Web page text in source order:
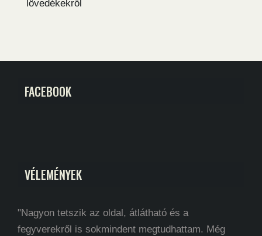
lövedékekről
FACEBOOK
VÉLEMÉNYEK
"Nagyon tetszik az oldal, átlátható és a
fegyverekről is sokmindent megtudhattam. Még